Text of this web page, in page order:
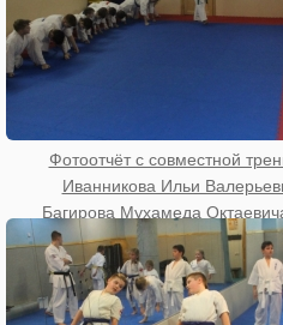
Фотоотчёт с совместной
Иванникова Ильи
Багирова Мухамеда
1.